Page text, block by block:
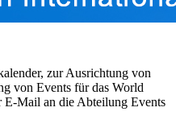
zur Ausrichtung von
von Events für das World
E-Mail an die Abteilung Events